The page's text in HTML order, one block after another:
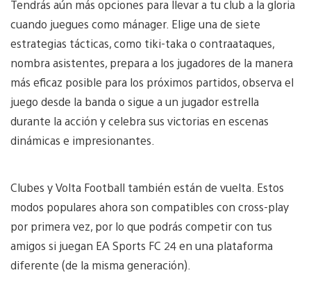
Tendrás aún más opciones para llevar a tu club a la gloria
cuando juegues como mánager. Elige una de siete
estrategias tácticas, como tiki-taka o contraataques,
nombra asistentes, prepara a los jugadores de la manera
más eficaz posible para los próximos partidos, observa el
juego desde la banda o sigue a un jugador estrella
durante la acción y celebra sus victorias en escenas
dinámicas e impresionantes.
Clubes y Volta Football también están de vuelta. Estos
modos populares ahora son compatibles con cross-play
por primera vez, por lo que podrás competir con tus
amigos si juegan EA Sports FC 24 en una plataforma
diferente (de la misma generación).